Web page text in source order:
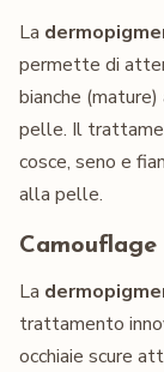
La
permette di
bianche
pelle. Il
cosce, seno e
alla pelle.
Camouflage
La
trattamento
occhiaie scure